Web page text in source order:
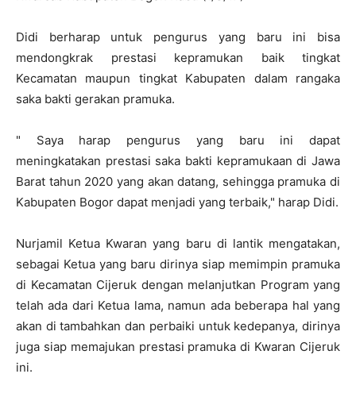
Didi berharap untuk pengurus yang baru ini bisa
mendongkrak prestasi kepramukan baik tingkat
Kecamatan maupun tingkat Kabupaten dalam rangaka
saka bakti gerakan pramuka.
" Saya harap pengurus yang baru ini dapat
meningkatakan prestasi saka bakti kepramukaan di Jawa
Barat tahun 2020 yang akan datang, sehingga pramuka di
Kabupaten Bogor dapat menjadi yang terbaik," harap Didi.
Nurjamil Ketua Kwaran yang baru di lantik mengatakan,
sebagai Ketua yang baru dirinya siap memimpin pramuka
di Kecamatan Cijeruk dengan melanjutkan Program yang
telah ada dari Ketua lama, namun ada beberapa hal yang
akan di tambahkan dan perbaiki untuk kedepanya, dirinya
juga siap memajukan prestasi pramuka di Kwaran Cijeruk
ini.